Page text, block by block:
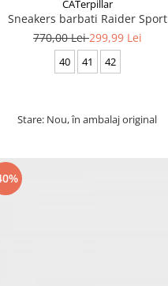
CATerpillar
Sneakers barbati Raider Sport
770,00 Lei299,99 Lei
40 41 42
Stare: Nou, în ambalaj original